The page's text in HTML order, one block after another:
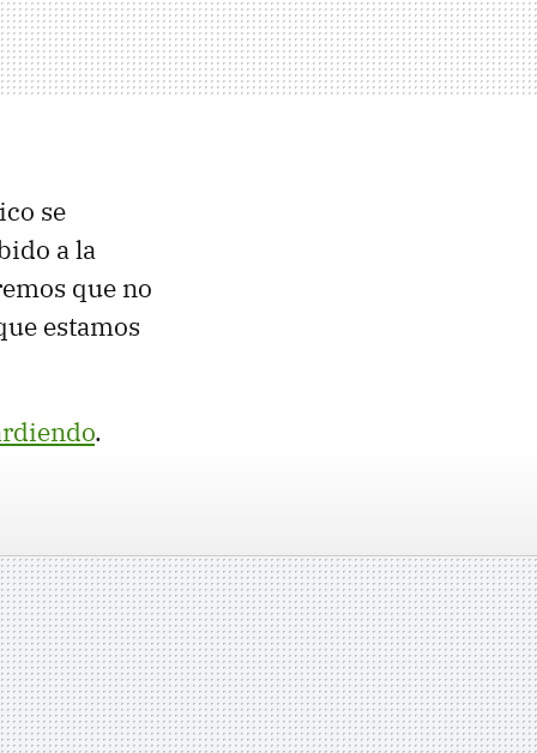
se
a la
que no
estamos
.